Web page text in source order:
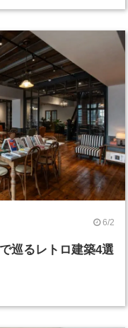
6/2
巡るレトロ建築4選